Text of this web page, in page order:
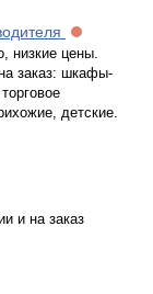
низкие цены.
заказ: шкафы-
детские.
и на заказ